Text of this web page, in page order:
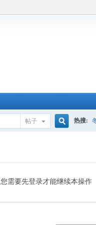
帖子
索
热搜:
您需要先登录才能继续本操作